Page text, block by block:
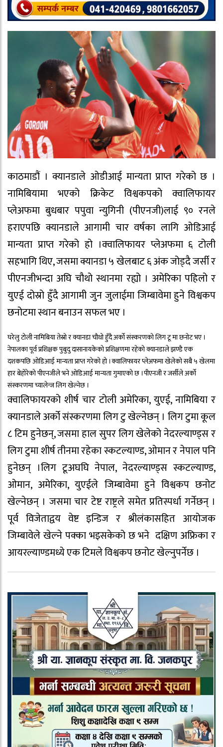
काठमाडौं । क्यानडाले ओडीआई मान्यता प्राप्त गरेको छ ।
नामिबियामा भएको क्रिकेट विश्वकपको क्वालिफायर
प्लेअफमा बुधबार पपुवा न्युगिनी (पीएनजी)लाई ९० रनले
हराएपछि क्यानडाले आगामी चार वर्षका लागि ओडिआई
मान्यता प्राप्त गरेको हो ।क्वालिफायर प्लेअफमा ६ टोली
सहभागि थिए, जसमा क्यानडा ५ खेलबाट ६ अंक जोड्दै जर्सी र
पीएनजीभन्दा अघि चौथो स्थानमा रह्यो । अमेरिका पहिलो र
युएई दोस्रो हुँदै आगामी जुन जुलाईमा जिम्बावेमा हुने विश्वकप
छनोटमा स्थान बनाउन सफल भए ।
घरेलु टोली नामिबिया तेस्रो र क्यानडा चौथो हुँदै अर्को संस्करणको लिग टू मा छनोट भए ।
नेपालका पूर्व प्रशिक्षक पुबुदु दासानायकेको प्रशिक्षणमा रहेको क्यानडाले झण्डै एक
दशकपछि ओडिआई मान्यता प्राप्त गरेको हो ।क्वालिफायर प्लेअफमा खेलेको सबै ५ खेलमा
हार बेहोरेको पीएनजीले भने ओडिआई मान्यता गुमाएको छ ।पीएनजी र जर्सीले अर्को
संस्करणमा च्यालेन्ज लिग खेल्नेछ ।
क्वालिफायरको शीर्ष चार टोली अमेरिका, युएई, नामिबिया र
क्यानडाले अर्को संस्करणमा लिग टु खेल्नेछन् । लिग टुमा कूल
८ टिम हुनेछन्, जसमा हाल सुपर लिग खेलेको नेदरल्याण्ड्स र
लिग टुमा शीर्ष तीनमा रहेका स्कटल्याण्ड, ओमान र नेपाल पनि
हुनेछन् ।लिग टूअघघि नेपाल, नेदरल्याण्ड्स स्कटल्याण्ड,
ओमान, अमेरिका, युएईले जिम्बावेमा हुने विश्वकप छनोट
खेल्नेछन् । जसमा चार टेष्ट राष्ट्रले समेत प्रतिस्पर्धा गर्नेछन् ।
पूर्व विजेताद्वय वेष्ट इन्डिज र श्रीलंकासहित आयोजक
जिम्बावेले खेल्ने पक्का भइसकेको छ भने दक्षिण अफ्रिका र
आयरल्याण्डमध्ये एक टिमले विश्वकप छनोट खेल्नुपर्नेछ ।